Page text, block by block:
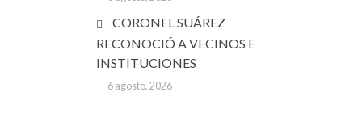
CORONEL SUÁREZ
RECONOCIÓ A VECINOS E
INSTITUCIONES
6 agosto, 2026